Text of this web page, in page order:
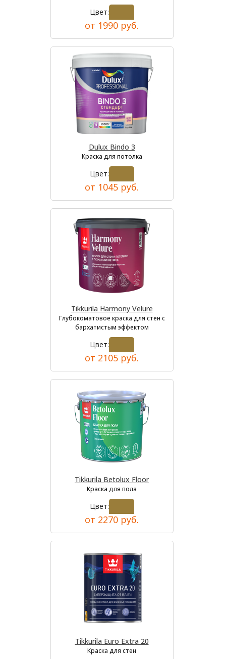
Цвет:
от 1990 руб.
Dulux Bindo 3
Краска для потолка
Цвет:
от 1045 руб.
Tikkurila Harmony Velure
Глубокоматовое краска для стен с
бархатистым эффектом
Цвет:
от 2105 руб.
Tikkurila Betolux Floor
Краска для пола
Цвет:
от 2270 руб.
Tikkurila Euro Extra 20
Краска для стен